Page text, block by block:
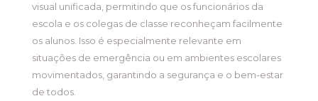
visual unificada, permitindo que os funcionários da
escola e os colegas de classe reconheçam facilmente
os alunos. Isso é especialmente relevante em
situações de emergência ou em ambientes escolares
movimentados, garantindo a segurança e o bem-estar
de todos.